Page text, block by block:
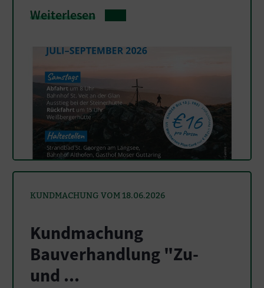
Weiterlesen
KUNDMACHUNG VOM 18.06.2026
Kundmachung
Bauverhandlung "Zu-
und ...